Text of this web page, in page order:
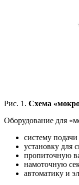
Рис. 1. Схема
Оборудование для
систему
установку для
пропиточную
намоточную
автоматику и